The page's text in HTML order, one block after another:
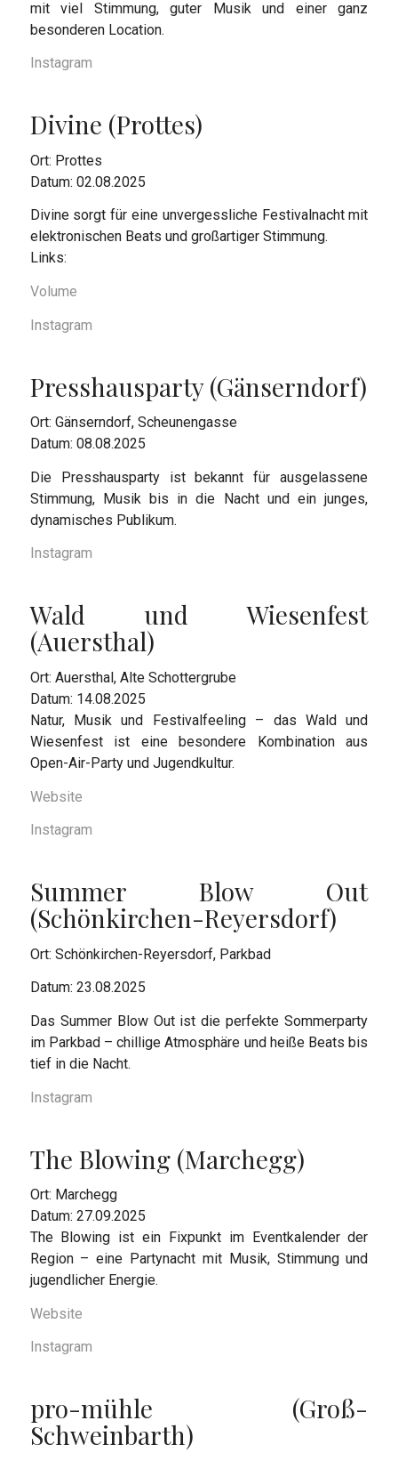
mit viel Stimmung, guter Musik und einer ganz
besonderen Location.
Instagram
Divine (Prottes)
Ort: Prottes
Datum: 02.08.2025
Divine sorgt für eine unvergessliche Festivalnacht mit
elektronischen Beats und großartiger Stimmung.
Links:
Volume
Instagram
Presshausparty (Gänserndorf)
Ort: Gänserndorf, Scheunengasse
Datum: 08.08.2025
Die Presshausparty ist bekannt für ausgelassene
Stimmung, Musik bis in die Nacht und ein junges,
dynamisches Publikum.
Instagram
Wald und Wiesenfest
(Auersthal)
Ort: Auersthal, Alte Schottergrube
Datum: 14.08.2025
Natur, Musik und Festivalfeeling – das Wald und
Wiesenfest ist eine besondere Kombination aus
Open-Air-Party und Jugendkultur.
Website
Instagram
Summer Blow Out
(Schönkirchen-Reyersdorf)
Ort: Schönkirchen-Reyersdorf, Parkbad
Datum: 23.08.2025
Das Summer Blow Out ist die perfekte Sommerparty
im Parkbad – chillige Atmosphäre und heiße Beats bis
tief in die Nacht.
Instagram
The Blowing (Marchegg)
Ort: Marchegg
Datum: 27.09.2025
The Blowing ist ein Fixpunkt im Eventkalender der
Region – eine Partynacht mit Musik, Stimmung und
jugendlicher Energie.
Website
Instagram
pro-mühle (Groß-
Schweinbarth)